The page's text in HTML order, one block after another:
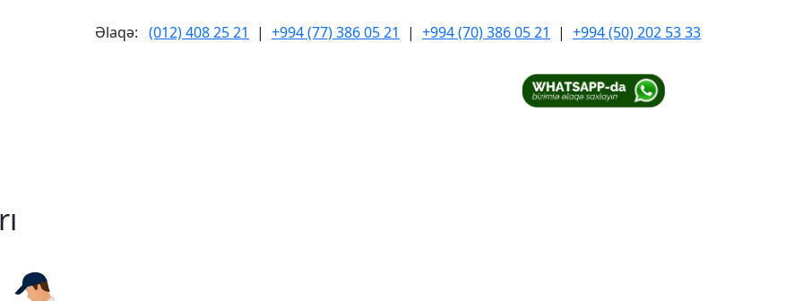
Əlaqə: (012) 408 25 21 | +994 (77) 386 05 21 | +994 (70) 386 05 21 | +994 (50) 202 53 33